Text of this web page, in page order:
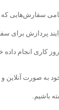
پردازش برای
کاری انجام داده
خود به صورت
باشیم.